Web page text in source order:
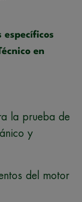
específicos
en
la prueba de
y
del motor